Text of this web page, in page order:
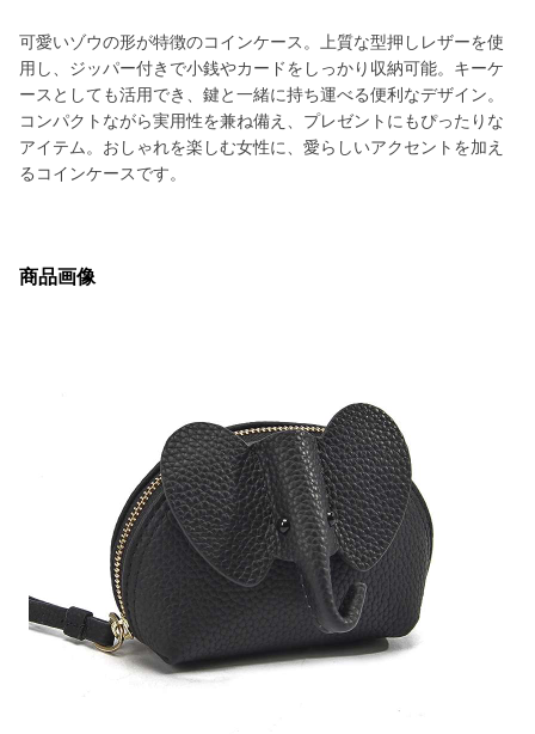
可愛いゾウの形が特徴のコインケース。上質な型押しレザーを使
用し、ジッパー付きで小銭やカードをしっかり収納可能。キーケ
ースとしても活用でき、鍵と一緒に持ち運べる便利なデザイン。
コンパクトながら実用性を兼ね備え、プレゼントにもぴったりな
アイテム。おしゃれを楽しむ女性に、愛らしいアクセントを加え
るコインケースです。
商品画像